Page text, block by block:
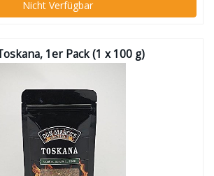
Nicht Verfügbar
1er Pack (1 x 100 g)